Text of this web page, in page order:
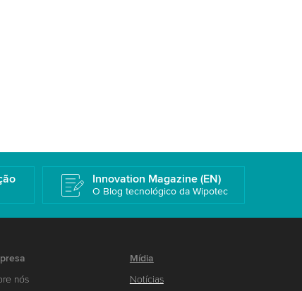
Innovation Magazine (EN)
O Blog tecnológico da Wipotec
nós
Mídia
Notícias